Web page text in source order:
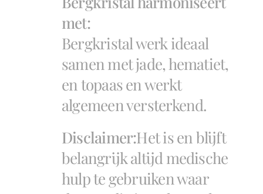
met:
Bergkristal werk ideaal
samen met jade, hematiet,
en topaas en werkt
algemeen versterkend.
Disclaimer:Het is en blijft
belangrijk altijd medische
hulp te gebruiken waar